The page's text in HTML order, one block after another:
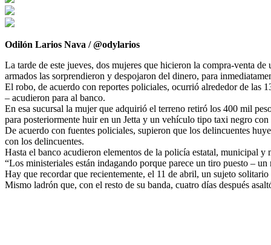
Odilón Larios Nava / @odylarios
La tarde de este jueves, dos mujeres que hicieron la compra-venta
armados las sorprendieron y despojaron del dinero, para
El robo, de acuerdo con reportes policiales, ocurrió alrededor de las
– acudieron para al banco.
En esa sucursal la mujer que adquirió el terreno retiró los 400 mil
para posteriormente huir en un Jetta y un vehículo tipo taxi negro
De acuerdo con fuentes policiales, supieron que los delincuentes
con los delincuentes.
Hasta el banco acudieron elementos de la policía estatal, municipal
“Los ministeriales están indagando porque parece un tiro puesto –
Hay que recordar que recientemente, el 11 de abril, un sujeto
Mismo ladrón que, con el resto de su banda, cuatro días después